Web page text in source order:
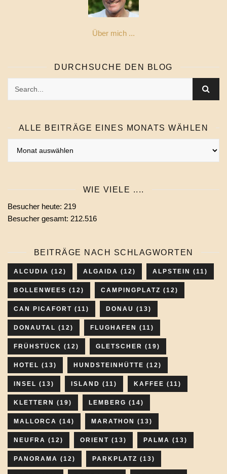
Über mich ...
DURCHSUCHE DEN BLOG
ALLE BEITRÄGE EINES MONATS WÄHLEN
wählen
WIE VIELE ....
Besucher heute: 219
Besucher gesamt: 212.516
BEITRÄGE NACH SCHLAGWORTEN
ALCUDIA (12) ALGAIDA (12) ALPSTEIN (11)
BOLLENWEES (12) CAMPINGPLATZ (12)
CAN PICAFORT (11) DONAU (13)
DONAUTAL (12) FLUGHAFEN (11)
FRÜHSTÜCK (12) GLETSCHER (19)
HOTEL (13) HUNDSTEINHÜTTE (12)
INSEL (13) ISLAND (11) KAFFEE (11)
KLETTERN (19) LEMBERG (14)
MALLORCA (14) MARATHON (13)
NEUFRA (12) ORIENT (13) PALMA (13)
PANORAMA (12) PARKPLATZ (13)